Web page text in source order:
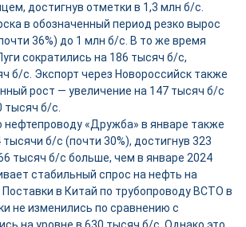
достигнув отметки в 1,3 млн б/с.
в обозначенный период резко вырос
36%) до 1 млн б/с. В то же время
сократились на 186 тысяч б/с,
б/с. Экспорт через Новороссийск также
рост — увеличение на 147 тысяч б/с
тысяч б/с.
нефтепроводу «Дружба» в январе также
б/с (почти 30%), достигнув 323
тысяч б/с больше, чем в январе 2024
стабильный спрос на нефть на
в Китай по трубопроводу ВСТО в
не изменились по сравнению с